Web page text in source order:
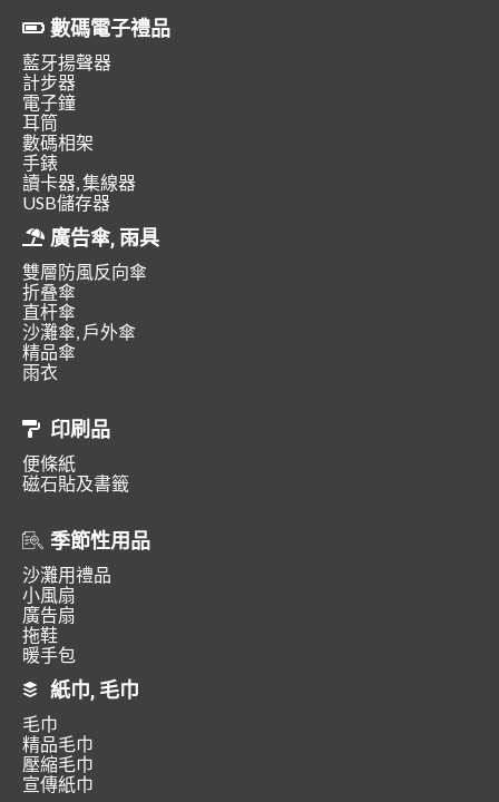
數碼電子禮品
藍牙揚聲器
計步器
電子鐘
耳筒
數碼相架
手錶
讀卡器, 集線器
USB儲存器
廣告傘, 雨具
雙層防風反向傘
折叠傘
直杆傘
沙灘傘, 戶外傘
精品傘
雨衣
印刷品
便條紙
磁石貼及書籤
季節性用品
沙灘用禮品
小風扇
廣告扇
拖鞋
暖手包
紙巾, 毛巾
毛巾
精品毛巾
壓縮毛巾
宣傳紙巾